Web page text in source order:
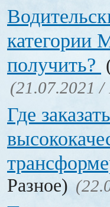
категории
получить?
(21.07.2021 /
Где заказать
Разное)